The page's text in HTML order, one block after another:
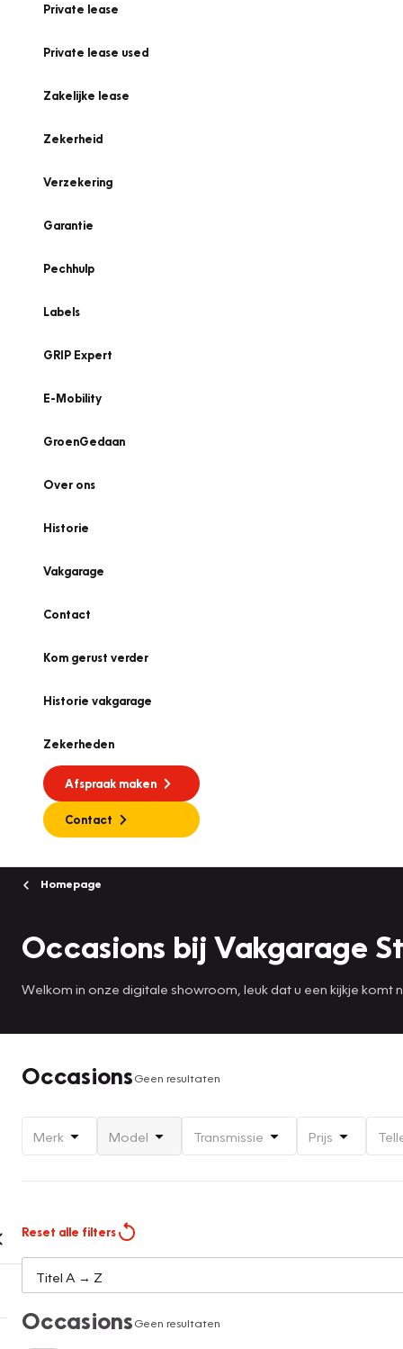
Private lease
Private lease used
Zakelijke lease
Zekerheid
Verzekering
Garantie
Pechhulp
Labels
GRIP Expert
E-Mobility
GroenGedaan
Over ons
Historie
Vakgarage
Contact
Kom gerust verder
Historie vakgarage
Zekerheden
Afspraak maken
Contact
Homepage
Occasions bij Vakgarage
Welkom in onze digitale showroom, leuk dat u een kijkje komt
OccasionsGeen resultaten
Merk Model Transmissie Prijs
Reset alle filters
OccasionsGeen resultaten